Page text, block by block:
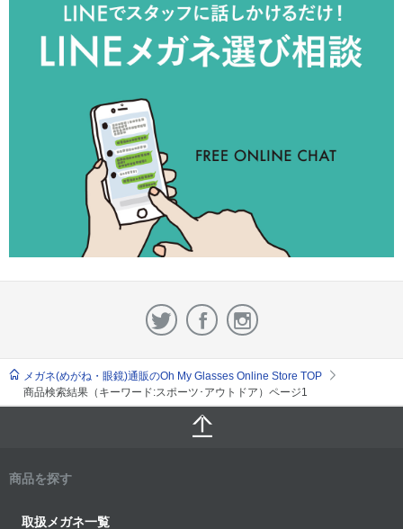
メガネ(めがね・眼鏡)通販のOh My Glasses Online Store TOP
商品検索結果（キーワード:スポーツ･アウトドア）ページ1
商品を探す
取扱メガネ一覧